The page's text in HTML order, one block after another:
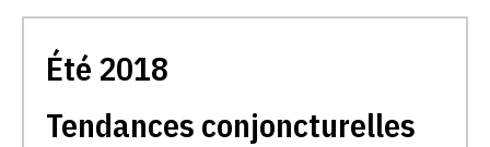
Été 2018
Tendances conjoncturelles